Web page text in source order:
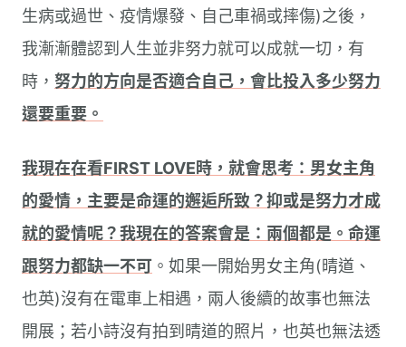
生病或過世、疫情爆發、自己車禍或摔傷)之後，
我漸漸體認到人生並非努力就可以成就一切，有
時， 努力的方向是否適合自己，會比投入多少努力
還要重要。
我現在在看FIRST LOVE時，就會思考：男女主角
的愛情，主要是命運的邂逅所致？抑或是努力才成
就的愛情呢？我現在的答案會是：兩個都是。命運
跟努力都缺一不可 。如果一開始男女主角(晴道、
也英)沒有在電車上相遇，兩人後續的故事也無法
開展；若小詩沒有拍到晴道的照片，也英也無法透